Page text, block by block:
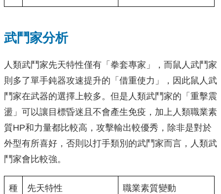
武鬥家分析
人類武鬥家先天特性僅有「拳套專家」，而鼠人武鬥家
則多了單手鈍器攻速提升的「借重使力」，因此鼠人武
鬥家在武器的選擇上較多。但是人類武鬥家的「重擊震
盪」可以讓目標昏迷且不會產生免疫，加上人類職業素
質HP和力量都比較高，攻擊輸出較優秀，除非是對於
外型有所喜好，否則以打手類別的武鬥家而言，人類武
鬥家會比較強。
種 先天特性 職業素質變動